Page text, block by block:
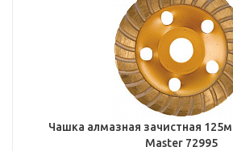
Чашка алмазная зачистная
Master 72995